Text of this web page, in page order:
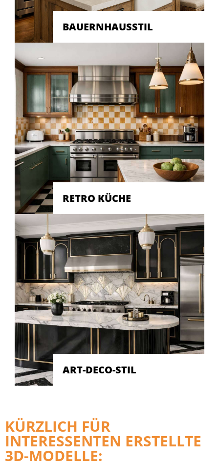
BAUERNHAUSSTIL
RETRO KÜCHE
ART-DECO-STIL
KÜRZLICH FÜR
INTERESSENTEN ERSTELLTE
3D-MODELLE: